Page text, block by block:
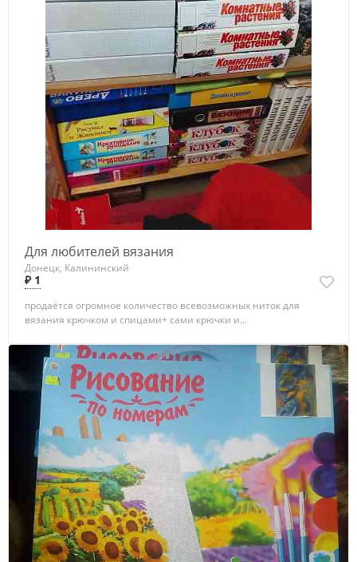
Для любителей вязания
Донецк, Калининский
₽ 1
продаётся огромное количество всевозможных ниток для
вязания крючком и спицами+ сами крючки и...